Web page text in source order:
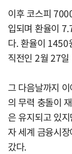
이후 코스피
입되며 환율이
다. 환율이 1450
직전인 2월 27일
그 다음날까지
의 무력 충돌이
은 유지되고 있
자 세계 금융시
갔다.